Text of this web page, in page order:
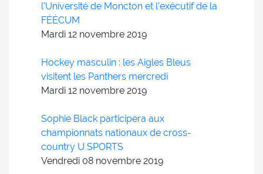
l’Université de Moncton et l’exécutif de la
FÉÉCUM
Mardi 12 novembre 2019
Hockey masculin : les Aigles Bleus
visitent les Panthers mercredi
Mardi 12 novembre 2019
Sophie Black participera aux
championnats nationaux de cross-
country U SPORTS
Vendredi 08 novembre 2019